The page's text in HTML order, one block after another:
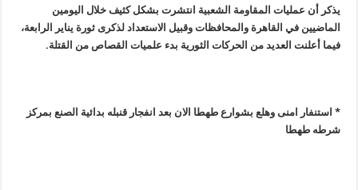
يذكر أن عمليات المقاومة الشعبية انتشرت بشكل كثيف خلال اليومين
الماضيين في القاهرة والمحافظات وقبيل الاستعداد لذكرى ثورة يناير الرابعة،
فيما أعلنت العديد من الحركات الثورية بدء علميات القصاص من القتلة.
* استنفار امنى وهلع بشوارع طهطا الان بعد انفجار قنبله بدائية الصنع بمركز
شرطه طهطا